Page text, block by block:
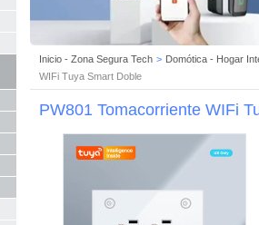
Inicio - Zona Segura Tech > Domótica - Hogar
WIFi Tuya Smart Doble
PW801 Tomacorriente WIFi